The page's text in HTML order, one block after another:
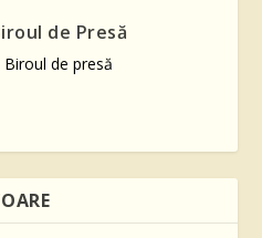
de Presă
Biroul de presă